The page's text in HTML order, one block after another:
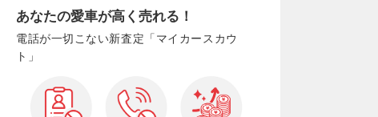
あなたの愛車が高く売れる！
電話が一切こない新査定「マイカースカウ
ト」